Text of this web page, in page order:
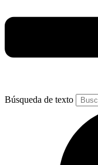
Búsqueda de texto